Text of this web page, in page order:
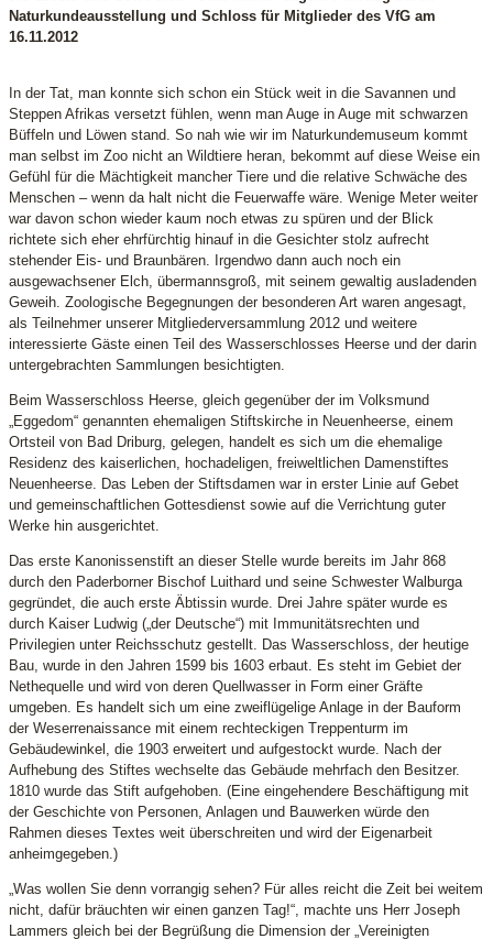
Naturkundeausstellung und Schloss für Mitglieder des VfG am
16.11.2012
In der Tat, man konnte sich schon ein Stück weit in die Savannen und
Steppen Afrikas versetzt fühlen, wenn man Auge in Auge mit schwarzen
Büffeln und Löwen stand. So nah wie wir im Naturkundemuseum kommt
man selbst im Zoo nicht an Wildtiere heran, bekommt auf diese Weise ein
Gefühl für die Mächtigkeit mancher Tiere und die relative Schwäche des
Menschen – wenn da halt nicht die Feuerwaffe wäre. Wenige Meter weiter
war davon schon wieder kaum noch etwas zu spüren und der Blick
richtete sich eher ehrfürchtig hinauf in die Gesichter stolz aufrecht
stehender Eis- und Braunbären. Irgendwo dann auch noch ein
ausgewachsener Elch, übermannsgroß, mit seinem gewaltig ausladenden
Geweih. Zoologische Begegnungen der besonderen Art waren angesagt,
als Teilnehmer unserer Mitgliederversammlung 2012 und weitere
interessierte Gäste einen Teil des Wasserschlosses Heerse und der darin
untergebrachten Sammlungen besichtigten.
Beim Wasserschloss Heerse, gleich gegenüber der im Volksmund
„Eggedom“ genannten ehemaligen Stiftskirche in Neuenheerse, einem
Ortsteil von Bad Driburg, gelegen, handelt es sich um die ehemalige
Residenz des kaiserlichen, hochadeligen, freiweltlichen Damenstiftes
Neuenheerse. Das Leben der Stiftsdamen war in erster Linie auf Gebet
und gemeinschaftlichen Gottesdienst sowie auf die Verrichtung guter
Werke hin ausgerichtet.
Das erste Kanonissenstift an dieser Stelle wurde bereits im Jahr 868
durch den Paderborner Bischof Luithard und seine Schwester Walburga
gegründet, die auch erste Äbtissin wurde. Drei Jahre später wurde es
durch Kaiser Ludwig („der Deutsche“) mit Immunitätsrechten und
Privilegien unter Reichsschutz gestellt. Das Wasserschloss, der heutige
Bau, wurde in den Jahren 1599 bis 1603 erbaut. Es steht im Gebiet der
Nethequelle und wird von deren Quellwasser in Form einer Gräfte
umgeben. Es handelt sich um eine zweiflügelige Anlage in der Bauform
der Weserrenaissance mit einem rechteckigen Treppenturm im
Gebäudewinkel, die 1903 erweitert und aufgestockt wurde. Nach der
Aufhebung des Stiftes wechselte das Gebäude mehrfach den Besitzer.
1810 wurde das Stift aufgehoben. (Eine eingehendere Beschäftigung mit
der Geschichte von Personen, Anlagen und Bauwerken würde den
Rahmen dieses Textes weit überschreiten und wird der Eigenarbeit
anheimgegeben.)
„Was wollen Sie denn vorrangig sehen? Für alles reicht die Zeit bei weitem
nicht, dafür bräuchten wir einen ganzen Tag!“, machte uns Herr Joseph
Lammers gleich bei der Begrüßung die Dimension der „Vereinigten